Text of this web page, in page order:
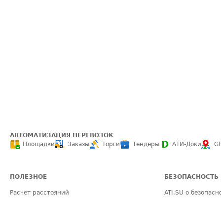
АВТОМАТИЗАЦИЯ ПЕРЕВОЗОК
Площадки
Заказы Торги Тендеры АТИ-Доки
ПОЛЕЗНОЕ
Расчет расстояний
БЕЗОПАСНОСТЬ
ATI.SU о